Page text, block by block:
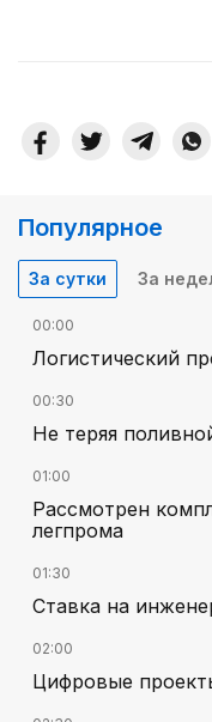
Популярное
За сутки За
00:00
Логистический
00:30
Не теряя
01:00
Рассмотрен
легпрома
01:30
Ставка на
02:00
Цифровые